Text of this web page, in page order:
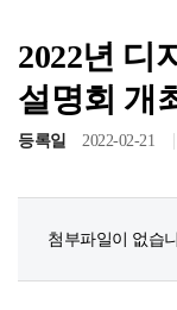
2022년 디
설명회 개
등록일 2022-02-21
첨부파일이 없습